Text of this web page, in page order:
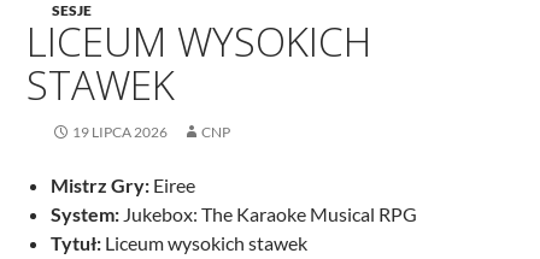
SESJE
LICEUM WYSOKICH
STAWEK
19 LIPCA 2026 CNP
Mistrz Gry: Eiree
System: Jukebox: The Karaoke Musical RPG
Tytuł: Liceum wysokich stawek